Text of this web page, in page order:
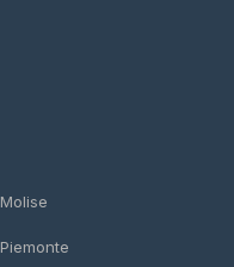
Molise
Piemonte